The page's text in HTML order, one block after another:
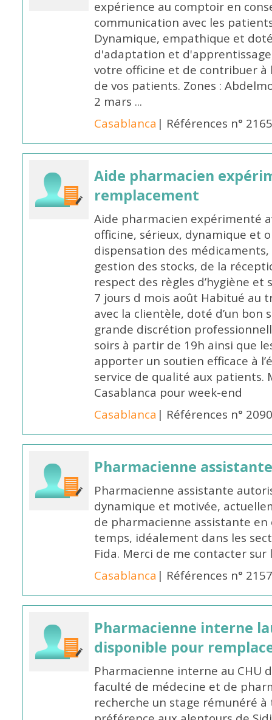
expérience au comptoir en
communication avec les
Dynamique, empathique et
d'adaptation et
votre officine et de contribuer
de vos patients. Zones :
2 mars ...
Casablanca | Références n°
Aide pharmacien
remplacement
Aide pharmacien expérimenté
officine, sérieux, dynamique et
dispensation des
gestion des stocks, de la
respect des règles d’hygiène
7 jours d mois août Habitué au
avec la clientèle, doté d’un bon
grande discrétion
soirs à partir de 19h ainsi que
apporter un soutien efficace à
service de qualité aux patients.
Casablanca pour week-end
Casablanca | Références n°
Pharmacienne
Pharmacienne assistante
dynamique et motivée,
de pharmacienne assistante en
temps, idéalement dans les
Fida. Merci de me contacter sur
Casablanca | Références n°
Pharmacienne interne
disponible pour
Pharmacienne interne au CHU
faculté de médecine et de
recherche un stage rémunéré